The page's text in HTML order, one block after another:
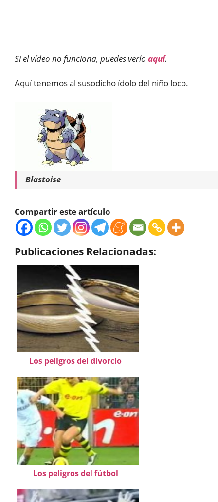
Si el vídeo no funciona, puedes verlo aquí.
Aquí tenemos al susodicho ídolo del niño loco.
Blastoise
Compartir este artículo
Publicaciones Relacionadas:
Los peligros del divorcio
Los peligros del fútbol